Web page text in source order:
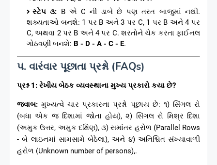
સ્ટેપ ૩: B એ C ની ડાબે છે પણ તરત બાજુમાં નથી.
શક્યતાઓ બનશે: 1 પર B અને 3 પર C, 1 પર B અને 4 પર
C, અથવા 2 પર B અને 4 પર C. શરતોને ચેક કરતા ફાઈનલ
ગોઠવણી બનશે: B - D - A - C - E.
૫. વારંવાર પૂછાતા પ્રશ્નો (FAQs)
પ્રશ્ન 1: રેખીય બેઠક વ્યવસ્થાના મુખ્ય પ્રકારો કયા છે?
જવાબ: મુખ્યત્વે ચાર પ્રકારના પ્રશ્નો પૂછાય છે: ૧) સિંગલ રો
(બધા એક જ દિશામાં જોતા હોય), ૨) સિંગલ રો મિશ્ર દિશા
(અમુક ઉત્તર, અમુક દક્ષિણ), ૩) સમાંતર હરોળ (Parallel Rows
- બે લાઇનમાં સામસામે બેઠેલા), અને ૪) અનિશ્ચિત સંખ્યાવાળી
હરોળ (Unknown number of persons),.